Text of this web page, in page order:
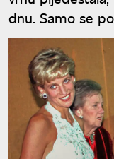
dnu. Samo se